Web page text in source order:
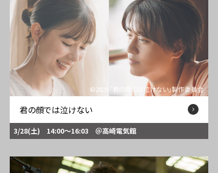
©2025「君の顔では泣けない」製作委員会
君の顔では泣けない
3/28(土) 14:00～16:03 ＠高崎電気館